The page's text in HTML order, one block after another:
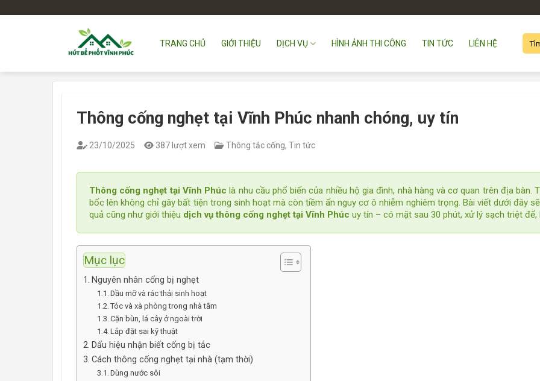
TRANG CHỦ GIỚI THIỆU DỊCH VỤ HÌNH ẢNH THI CÔNG TIN TỨC LIÊN HỆ
Thông cống nghẹt tại Vĩnh Phúc nhanh chóng, uy tín
23/10/2025 387 lượt xem Thông tắc cống, Tin tức
Thông cống nghẹt tại Vĩnh Phúc là nhu cầu phổ biến của nhiều hộ gia đình, nhà hàng và cơ quan trên địa
bốc lên không chỉ gây bất tiện trong sinh hoạt mà còn tiềm ẩn nguy cơ ô nhiễm nghiêm trọng. Bài viết dưới đây
quả cũng như giới thiệu dịch vụ thông cống nghẹt tại Vĩnh Phúc uy tín – có mặt sau 30 phút, xử lý sạch triệt để,
Mục lục
Nguyên nhân cống bị nghẹt
Dầu mỡ và rác thải sinh hoạt
Tóc và xà phòng trong nhà tắm
Cặn bùn, lá cây ở ngoài trời
Lắp đặt sai kỹ thuật
Dấu hiệu nhận biết cống bị tắc
Cách thông cống nghẹt tại nhà (tạm thời)
Dùng nước sôi